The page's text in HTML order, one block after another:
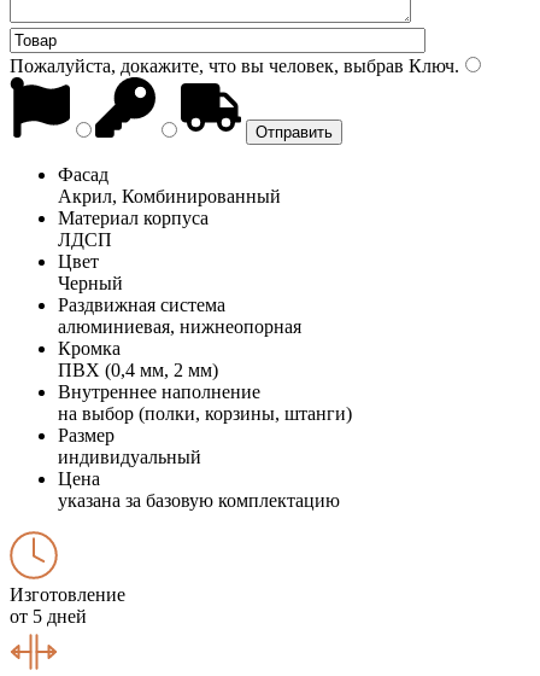
Пожалуйста, докажите, что вы человек, выбрав Ключ.
Фасад
Акрил, Комбинированный
Материал корпуса
ЛДСП
Цвет
Черный
Раздвижная система
алюминиевая, нижнеопорная
Кромка
ПВХ (0,4 мм, 2 мм)
Внутреннее наполнение
на выбор (полки, корзины, штанги)
Размер
индивидуальный
Цена
указана за базовую комплектацию
Изготовление
от 5 дней